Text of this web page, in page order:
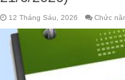
12 Tháng Sáu, 2026 Chức